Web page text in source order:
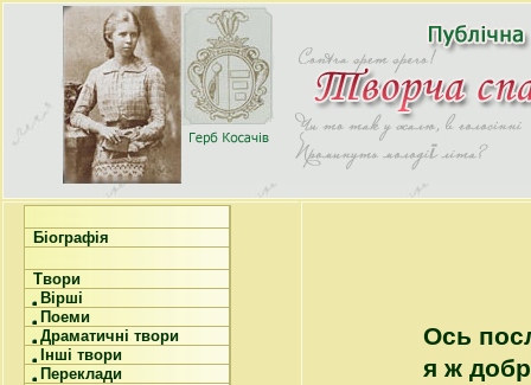
Біографія
Твори
Вірші
Поеми
Драматичні твори
Інші твори
Переклади
Ось
я ж